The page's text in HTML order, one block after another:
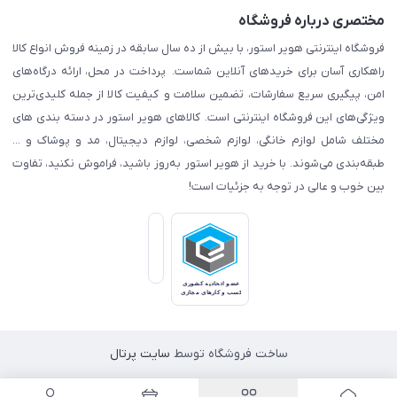
مختصری درباره فروشگاه
فروشگاه اینترنتی هویر استور، با بیش از ده سال سابقه در زمینه فروش انواع کالا
راهکاری آسان برای خریدهای آنلاین شماست. پرداخت در محل، ارائه درگاه‌های
امن، پیگیری سریع سفارشات، تضمین سلامت و کیفیت کالا از جمله کلیدی‌ترین
ویژگی‌های این فروشگاه اینترنتی است. کالاهای هویر استور در دسته بندی های
مختلف شامل لوازم خانگی، لوازم شخصی، لوازم دیجیتال، مد و پوشاک و ...
طبقه‌بندی می‌شوند. با خرید از هویر استور به‌روز باشید، فراموش نکنید، تفاوت
بین خوب و عالی در توجه به جزئیات است!
ساخت فروشگاه توسط سایت پرتال